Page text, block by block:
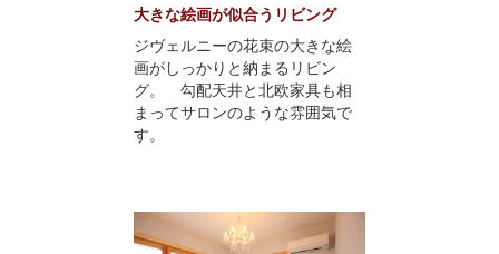
大きな絵画が似合うリビング
ジヴェルニーの花束の大きな絵
画がしっかりと納まるリビン
グ。 勾配天井と北欧家具も相
まってサロンのような雰囲気で
す。